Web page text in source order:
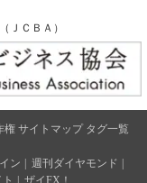
ＪＣＢＡ）
権 サイトマップ タグ一覧
ン 週刊ダイヤモンド